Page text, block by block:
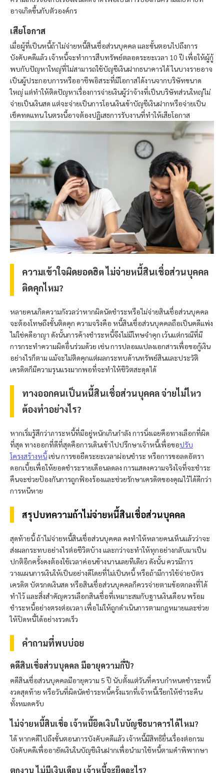
อาจเกิดขึ้นกับตัวองค์กร
เสียโอกาส
เมื่อผู้ที่เป็นหนี้ถ้าไม่จ่ายหนี้สินเชื่อส่วนบุคคล และขั้นตอนไปถึงการ
บังคับคดีแล้ว เจ้าหนี้จะทำการสืบทรัพย์ตลอดระยะเวลา 10 ปี เพื่อให้ผู้กู้
พบกับปัญหาใหญ่ที่ไม่สามารถใช้บัญชีเงินฝากธนาคารได้ ในบางรายอาจ
เป็นผู้ประกอบการหรืออาชีพอิสระที่มีโอกาสได้งานจากบริษัทขนาด
ใหญ่ แต่ทำให้ติดปัญหาเรื่องการจ่ายเงินผู้ว่าจ้างที่เป็นบริษัทส่วนใหญ่ไม่
จ่ายเป็นเงินสด แต่จะจ่ายเป็นการโอนเงินเข้าบัญชีเงินฝากหรือจ่ายเป็น
เช็คทดแทน ในตรงนี้อาจต้องปฏิเสธการรับงานที่ทำให้เสียโอกาส
ความเข้าใจผิดยอดฮิต ไม่จ่ายหนี้สินเชื่อส่วนบุคคล
ติดคุกไหม?
หลายคนเกิดความกังวลว่าหากผิดนัดชำระหรือไม่จ่ายสินเชื่อส่วนบุคคล
จะต้องโทษถึงขั้นติดคุก ความจริงคือ หนี้สินเชื่อส่วนบุคคลถือเป็นคดีแพ่ง
ไม่ใช่คดีอาญา ดังนั้นการค้างชำระหนี้จึงไม่มีโทษจำคุก เว้นแต่กรณีที่มี
การกระทำความผิดอื่นร่วมด้วย เช่น การปลอมแปลงเอกสารเพื่อขอกู้เงิน
อย่างไรก็ตาม แม้จะไม่ติดคุกแต่ผลกระทบด้านทรัพย์สินและประวัติ
เครดิตก็มีความรุนแรงมากพอที่จะทำให้ชีวิตสะดุดได้
ทางออกคนเป็นหนี้สินเชื่อส่วนบุคคล จ่ายไม่ไหว
ต้องทำอย่างไร?
หากเริ่มรู้สึกว่าภาระหนี้ที่มีอยู่หนักเกินกำลัง การนิ่งเฉยคือทางเลือกที่ผิด
ที่สุด ทางออกที่ดีที่สุดคือการเดินเข้าไปปรึกษาเจ้าหนี้เพื่อขอปรับ
โครงสร้างหนี้เช่น การขอยืดระยะเวลาผ่อนชำระ หรือการขอลดอัตรา
ดอกเบี้ยเพื่อให้ยอดชำระรายเดือนลดลง การแสดงความจริงใจที่จะชำระ
คืนจะช่วยป้องกันการถูกฟ้องร้องและช่วยรักษาเครดิตของคุณไว้ได้ดีกว่า
การหนีหาย
สรุปบทความถ้าไม่จ่ายหนี้สินเชื่อส่วนบุคคล
สุดท้ายนี้ ถ้าไม่จ่ายหนี้สินเชื่อส่วนบุคคล คงทำให้หลายคนเห็นแล้วว่าจะ
ส่งผลกระทบอย่างไรต่อชีวิตบ้าง และกว่าจะทำให้ทุกอย่างกลับมาเป็น
ปกติอีกครั้งคงต้องใช้เวลาค่อนข้างนานเลยทีเดียว ดังนั้น ควรมีการ
วางแผนการเงินให้เป็นอย่างดีโดยที่ไม่เป็นหนี้ หรือถ้ามีการใช้จ่ายบัตร
เครดิต บัตรกดเงินสด หรือสินเชื่อส่วนบุคคลก็ควรจ่ายตามข้อตกลงที่ได้
ทำไว้ และสิ่งสำคัญควรเลือกสินเชื่อที่เหมาะสมกับฐานเงินเดือน พร้อม
ชำระหนี้อย่างตรงต่อเวลา เพื่อไม่ให้ถูกดำเนินการตามกฎหมายและช่วย
ให้ปิดหนี้ได้อย่างรวดเร็ว
คำถามที่พบบ่อย
คดีสินเชื่อส่วนบุคคล มีอายุความกี่ปี?
คดีสินเชื่อส่วนบุคคลมีอายุความ 5 ปี นับตั้งแต่วันที่ครบกำหนดชำระหนี้
งวดสุดท้าย หรือวันที่ผิดนัดชำระหนี้ครั้งแรกที่เจ้าหนี้เรียกให้ชำระคืน
ทั้งหมดครับ
ไม่จ่ายหนี้สินเชื่อ เจ้าหนี้ยึดเงินในบัญชีธนาคารได้ไหม?
ได้ หากคดีไปถึงขั้นตอนการบังคับคดีแล้ว เจ้าหนี้มีสิทธิยื่นเรื่องต่อกรม
บังคับคดีเพื่ออายัดเงินในบัญชีเงินฝากเพื่อนำมาใช้หนี้ตามคำพิพากษา
ตกงาน ไม่มีเงินเดือน เจ้าหนี้จะยึดอะไร?